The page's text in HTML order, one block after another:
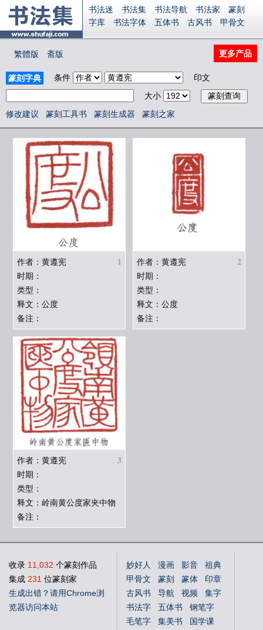
书法迷 书法集 书法导航 书法家
篆刻
字库
书法字体 五体书 古风书
甲骨文
書法视频
字源
国学
古籍
中医 象棋 游戏 电子书
字体下载
免费字体 中文字体
英文字体
Ai矢量
P图宝 南无阿弥陀佛
安全网站
显广告 捐赠 繁體版 登录
繁體版 斋版 更多产品
篆刻字典 条件
印文
大小
修改建议
篆刻工具书 篆刻生成器 篆刻之家
1
作者：黄遵宪
时期：
类型：
释文：公度
备注：
2
作者：黄遵宪
时期：
类型：
释文：公度
备注：
3
作者：黄遵宪
时期：
类型：
释文：岭南黄公度家夹中物
备注：
收录 11,032 个篆刻作品
集成 231 位篆刻家
生成出错？请用Chrome浏
览器访问本站
妙好人 漫画 影音
祖典
甲骨文
篆刻 篆体
印章
古风书
导航 视频
集字
书法字
五体书
钢笔字
毛笔字
集美书
国学课